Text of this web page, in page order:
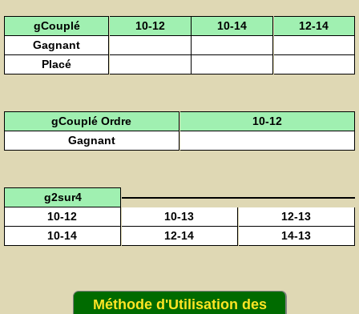
gCouplé 10-12 10-14
12-14
Gagnant
Placé
gCouplé Ordre
10-12
Gagnant
g2sur4
10-12
10-13
12-13
10-14
12-14 14-13
Méthode d'Utilisation des